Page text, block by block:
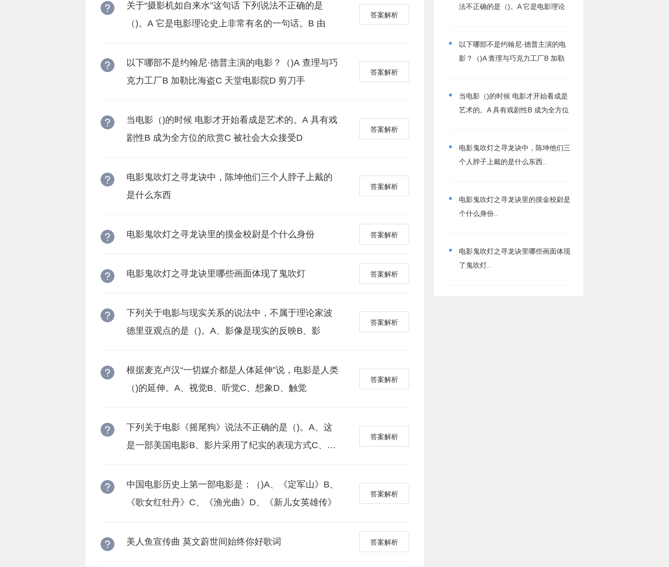
关于“摄影机如自来水”这句话 下列说法不正确的是
（)。A 它是电影理论史上非常有名的一句话。B 由
答案解析
以下哪部不是约翰尼·德普主演的电影？（)A 查理与巧
克力工厂B 加勒比海盗C 天堂电影院D 剪刀手
答案解析
当电影（)的时候 电影才开始看成是艺术的。A 具有戏
剧性B 成为全方位的欣赏C 被社会大众接受D
答案解析
电影鬼吹灯之寻龙诀中，陈坤他们三个人脖子上戴的
是什么东西
答案解析
电影鬼吹灯之寻龙诀里的摸金校尉是个什么身份 答案解析
电影鬼吹灯之寻龙诀里哪些画面体现了鬼吹灯 答案解析
下列关于电影与现实关系的说法中，不属于理论家波
德里亚观点的是（)。A、影像是现实的反映B、影
答案解析
根据麦克卢汉“一切媒介都是人体延伸”说，电影是人类
（)的延伸。A、视觉B、听觉C、想象D、触觉
答案解析
下列关于电影《摇尾狗》说法不正确的是（)。A、这
是一部美国电影B、影片采用了纪实的表现方式C、影
答案解析
中国电影历史上第一部电影是：（)A、《定军山》B、
《歌女红牡丹》C、《渔光曲》D、《新儿女英雄传》
答案解析
美人鱼宣传曲 莫文蔚世间始终你好歌词 答案解析
法不正确的是（)。A 它是电影理论
以下哪部不是约翰尼·德普主演的电
影？（)A 查理与巧克力工厂B 加勒
当电影（)的时候 电影才开始看成是
艺术的。A 具有戏剧性B 成为全方位
电影鬼吹灯之寻龙诀中，陈坤他们三
个人脖子上戴的是什么东西..
电影鬼吹灯之寻龙诀里的摸金校尉是
个什么身份..
电影鬼吹灯之寻龙诀里哪些画面体现
了鬼吹灯..